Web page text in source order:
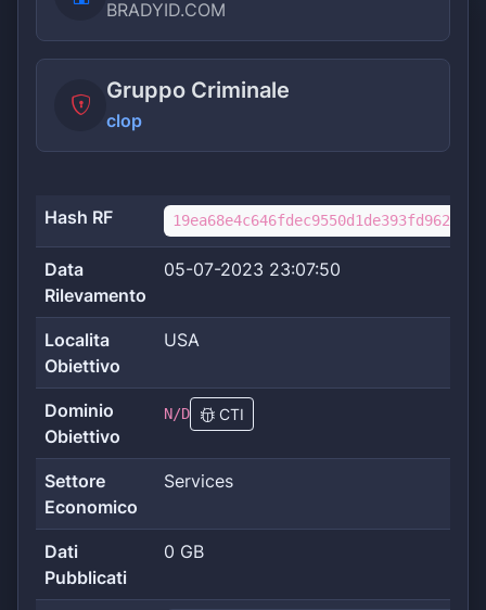
BRADYID.COM
Gruppo Criminale
clop
Hash RF
Data
Rilevamento
05-07-2023 23:07:50
Localita
Obiettivo
USA
Dominio
Obiettivo
N/D CTI
Settore
Economico
Services
Dati
Pubblicati
0 GB